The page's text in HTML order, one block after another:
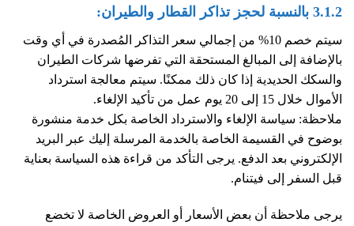
3.1.2 بالنسبة لحجز تذاكر القطار والطيران:
سيتم خصم 10% من إجمالي سعر التذاكر المُصدرة في أي وقت
بالإضافة إلى المبالغ المستحقة التي تفرضها شركات الطيران
والسكك الحديدية إذا كان ذلك ممكنًا. سيتم معالجة استرداد
الأموال خلال 15 إلى 20 يوم عمل من تأكيد الإلغاء.
ملاحظة: سياسة الإلغاء والاسترداد الخاصة بكل خدمة منشورة
بوضوح في القسيمة الخاصة بالخدمة المرسلة إليك عبر البريد
الإلكتروني بعد الدفع. يرجى التأكد من قراءة هذه السياسة بعناية
قبل السفر إلى فيتنام.
يرجى ملاحظة أن بعض الأسعار أو العروض الخاصة لا تخضع